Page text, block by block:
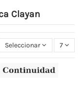
Clayan
Seleccionar 7